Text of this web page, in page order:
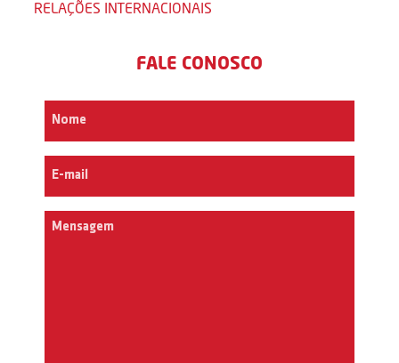
RELAÇÕES INTERNACIONAIS
FALE CONOSCO